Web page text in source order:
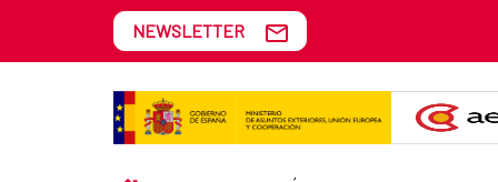
Skip to Main ContentNEWSLETTER